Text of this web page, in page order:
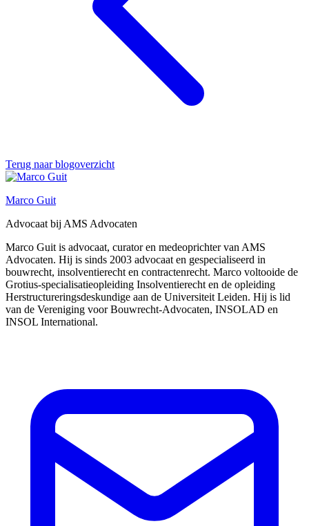
Terug naar blogoverzicht
Marco Guit
Advocaat bij AMS Advocaten
Marco Guit is advocaat, curator en medeoprichter van AMS
Advocaten. Hij is sinds 2003 advocaat en gespecialiseerd in
bouwrecht, insolventierecht en contractenrecht. Marco voltooide de
Grotius-specialisatieopleiding Insolventierecht en de opleiding
Herstructureringsdeskundige aan de Universiteit Leiden. Hij is lid
van de Vereniging voor Bouwrecht-Advocaten, INSOLAD en
INSOL International.